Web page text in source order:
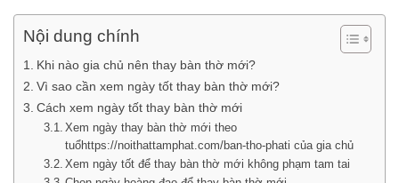
Nội dung chính
Khi nào gia chủ nên thay bàn thờ mới?
Vì sao cần xem ngày tốt thay bàn thờ mới?
Cách xem ngày tốt thay bàn thờ mới
Xem ngày thay bàn thờ mới theo
tuổhttps://noithattamphat.com/ban-tho-phati của gia chủ
Xem ngày tốt để thay bàn thờ mới không phạm tam tai